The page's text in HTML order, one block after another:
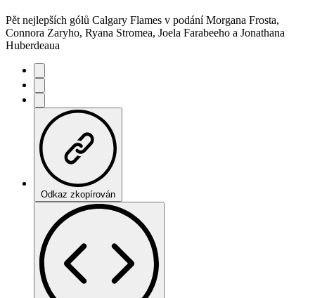
Pět nejlepších gólů Calgary Flames v podání Morgana Frosta,
Connora Zaryho, Ryana Stromea, Joela Farabeeho a Jonathana
Huberdeaua
Odkaz zkopírován